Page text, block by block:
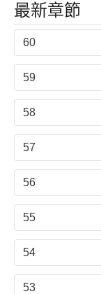
最新章節
60
59
58
57
56
55
54
53